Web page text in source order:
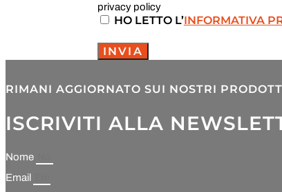
privacy policy
HO LETTO L’INFORMATIVA
INVIA
RIMANI AGGIORNATO SUI NOSTRI
ISCRIVITI ALLA
Nome
Email